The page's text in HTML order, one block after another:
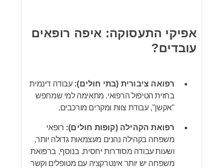
אפיקי התעסוקה: איפה רופאים
עובדים?
רפואה ציבורית (בתי חולים): עבודה דינמית
בחזית הטיפול הרפואי. מתאימה למי שמחפש
"אקשן", עבודת צוות ומקרים מורכבים.
רפואת הקהילה (קופות חולים): רופאי
משפחה בקהילה נהנים מעצמאות גדולה יותר,
ושעות עבודה מסודרות יחסית. בנוסף, ברפואת
משפחה יש יותר אינטרקציה עם מטופלים וקשר